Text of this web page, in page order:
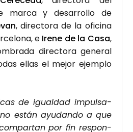
mar­ca y desa­rro­llo de
, direc­to­ra de la ofi­ci­na
e Ire­ne de la Casa,
direc­to­ra gene­ral
ellas el mejor ejem­plo
de igual­dad impul­sa­
están ayu­dan­do a que
por fin res­pon­